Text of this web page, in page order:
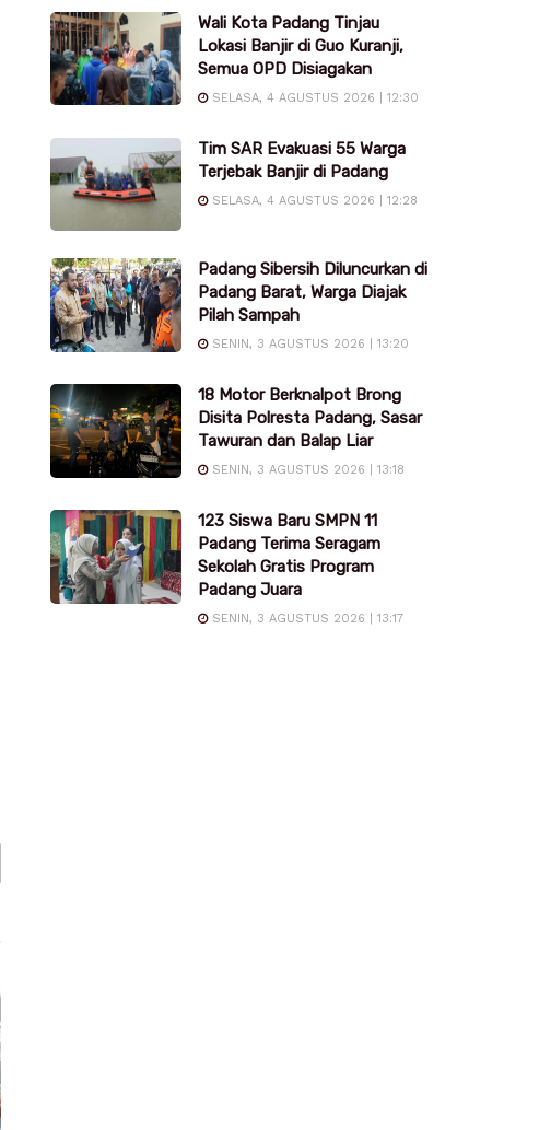
Wali Kota Padang Tinjau
Lokasi Banjir di Guo Kuranji,
Semua OPD Disiagakan
SELASA, 4 AGUSTUS 2026 | 12:30
Tim SAR Evakuasi 55 Warga
Terjebak Banjir di Padang
SELASA, 4 AGUSTUS 2026 | 12:28
Padang Sibersih Diluncurkan di
Padang Barat, Warga Diajak
Pilah Sampah
SENIN, 3 AGUSTUS 2026 | 13:20
18 Motor Berknalpot Brong
Disita Polresta Padang, Sasar
Tawuran dan Balap Liar
SENIN, 3 AGUSTUS 2026 | 13:18
123 Siswa Baru SMPN 11
Padang Terima Seragam
Sekolah Gratis Program
Padang Juara
SENIN, 3 AGUSTUS 2026 | 13:17